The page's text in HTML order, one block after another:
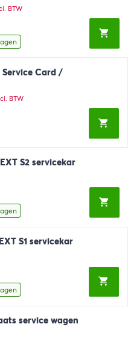
BTW
Service Card /
BTW
S2 servicekar
S1 servicekar
service wagen